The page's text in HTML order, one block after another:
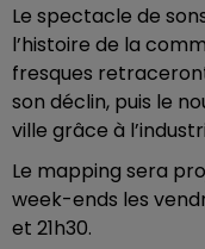
Le spectacle de
l’histoire de la
fresques
son déclin, puis le
ville grâce à
Le mapping sera
week-ends les
et 21h30.